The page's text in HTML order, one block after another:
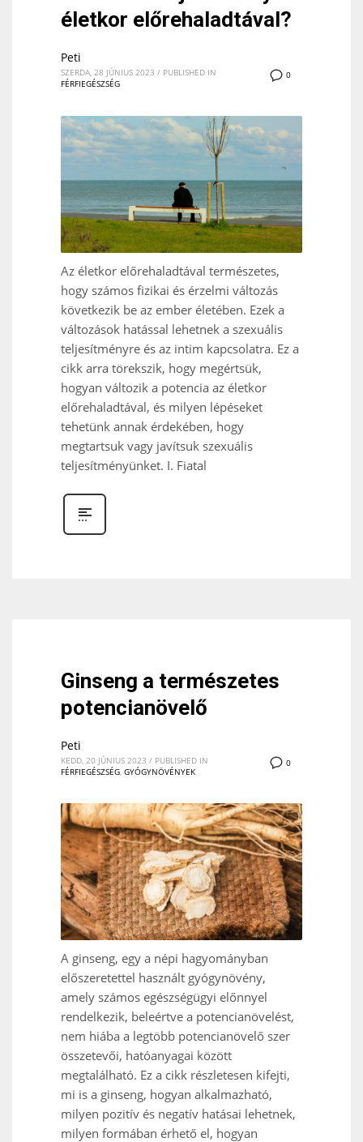
életkor előrehaladtával?
0
Peti
SZERDA, 28 JÚNIUS 2023 / PUBLISHED IN
FÉRFIEGÉSZSÉG
Az életkor előrehaladtával természetes,
hogy számos fizikai és érzelmi változás
következik be az ember életében. Ezek a
változások hatással lehetnek a szexuális
teljesítményre és az intim kapcsolatra. Ez a
cikk arra törekszik, hogy megértsük,
hogyan változik a potencia az életkor
előrehaladtával, és milyen lépéseket
tehetünk annak érdekében, hogy
megtartsuk vagy javítsuk szexuális
teljesítményünket. I. Fiatal
Ginseng a természetes
potencianövelő
0
Peti
KEDD, 20 JÚNIUS 2023 / PUBLISHED IN
FÉRFIEGÉSZSÉG GYÓGYNÖVÉNYEK
A ginseng, egy a népi hagyományban
előszeretettel használt gyógynövény,
amely számos egészségügyi előnnyel
rendelkezik, beleértve a potencianövelést,
nem hiába a legtöbb potencianövelő szer
összetevői, hatóanyagai között
megtalálható. Ez a cikk részletesen kifejti,
mi is a ginseng, hogyan alkalmazható,
milyen pozitív és negatív hatásai lehetnek,
milyen formában érhető el, hogyan